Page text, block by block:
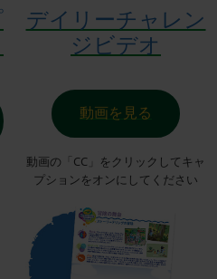
デイリーチャレン
ジビデオ
動画を見る
動画の「CC」をクリックしてキャ
プションをオンにしてください